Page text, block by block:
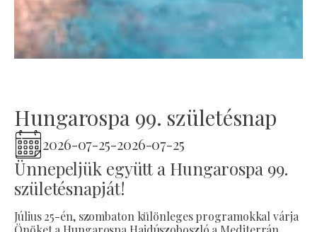
Hungarospa 99. születésnap
2026-07-25-2026-07-25
Ünnepeljük együtt a Hungarospa 99.
születésnapját!
Július 25-én, szombaton különleges programokkal várja